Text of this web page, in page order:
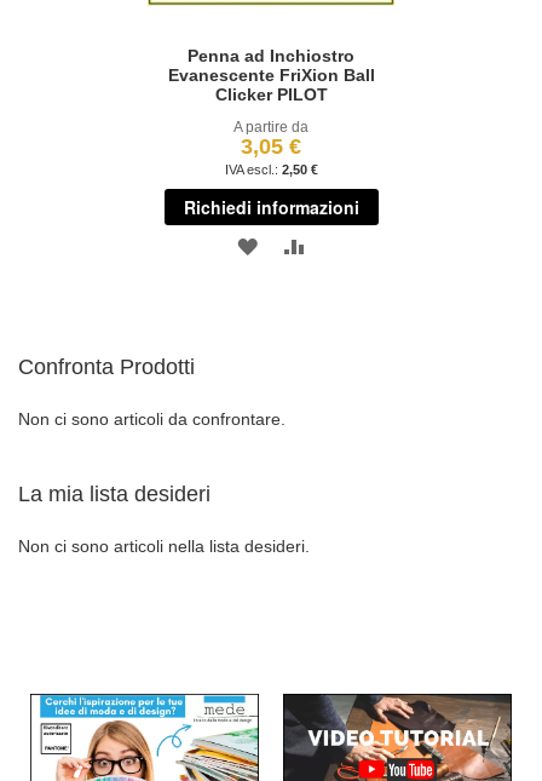
Penna ad Inchiostro
Evanescente FriXion Ball
Clicker PILOT
A partire da
3,05 €
2,50 €
Richiedi informazioni
AGGIUNGI
Confronta Prodotti
Non ci sono articoli da confrontare.
La mia lista desideri
Non ci sono articoli nella lista desideri.